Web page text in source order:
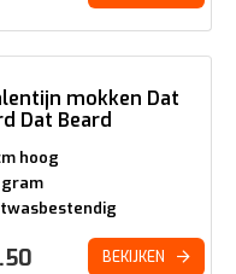
mokken Dat
Dat Beard
hoog
BEKIJKEN